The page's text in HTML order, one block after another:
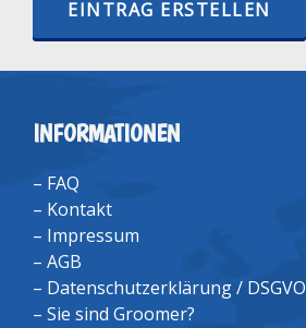
EINTRAG ERSTELLEN
INFORMATIONEN
– FAQ
– Kontakt
– Impressum
– AGB
– Datenschutzerklärung / DSGVO
– Sie sind Groomer?